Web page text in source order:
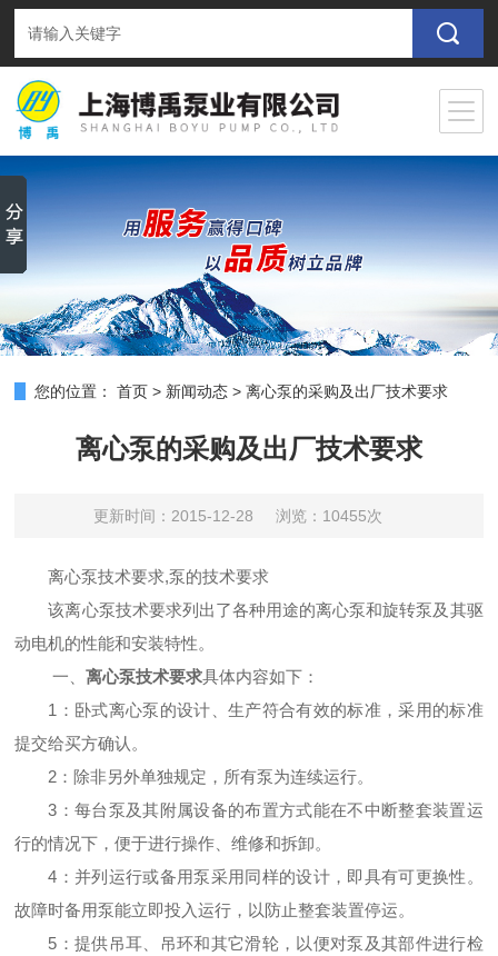
您的位置： 首页 > 新闻动态 >离心泵的采购及出厂技术要求
离心泵的采购及出厂技术要求
更新时间：2015-12-28 浏览：10455次
离心泵技术要求,泵的技术要求
该离心泵技术要求列出了各种用途的离心泵和旋转泵及其驱
动电机的性能和安装特性。
一、离心泵技术要求具体内容如下：
1 ： 卧式离心泵的设计、生产符合有效的标准，采用的标准
提交给买方确认。
2： 除非另外单独规定，所有泵为连续运行。
3：每台泵及其附属设备的布置方式能在不中断整套装置运
行的情况下，便于进行操作、维修和拆卸。
4：并列运行或备用泵采用同样的设计，即具有可更换性。
故障时备用泵能立即投入运行，以防止整套装置停运。
5：提供吊耳、吊环和其它滑轮，以便对泵及其部件进行检